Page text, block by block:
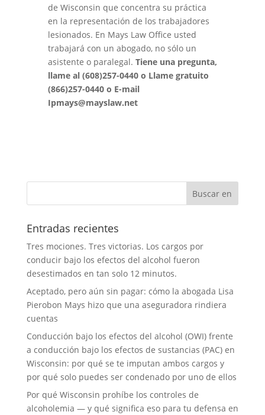
de Wisconsin que concentra su práctica
en la representación de los trabajadores
lesionados. En Mays Law Office usted
trabajará con un abogado, no sólo un
asistente o paralegal. Tiene una pregunta,
llame al (608)257-0440 o Llame gratuito
(866)257-0440 o E-mail
Ipmays@mayslaw.net
Entradas recientes
Tres mociones. Tres victorias. Los cargos por
conducir bajo los efectos del alcohol fueron
desestimados en tan solo 12 minutos.
Aceptado, pero aún sin pagar: cómo la abogada Lisa
Pierobon Mays hizo que una aseguradora rindiera
cuentas
Conducción bajo los efectos del alcohol (OWI) frente
a conducción bajo los efectos de sustancias (PAC) en
Wisconsin: por qué se te imputan ambos cargos y
por qué solo puedes ser condenado por uno de ellos
Por qué Wisconsin prohíbe los controles de
alcoholemia — y qué significa eso para tu defensa en